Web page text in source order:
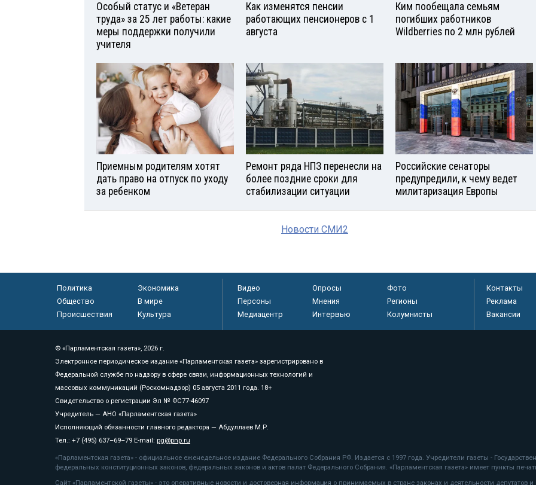
Особый статус и «Ветеран
труда» за 25 лет работы: какие
меры поддержки получили
учителя
Как изменятся пенсии
работающих пенсионеров с 1
августа
Ким пообещала семьям
погибших работников
Wildberries по 2 млн рублей
Приемным родителям хотят
дать право на отпуск по уходу
за ребенком
Ремонт ряда НПЗ перенесли на
более поздние сроки для
стабилизации ситуации
Российские сенаторы
предупредили, к чему ведет
милитаризация Европы
Новости СМИ2
Политика
Экономика
Общество
В мире
Происшествия
Культура
Видео Опросы
Фото
Персоны
Мнения
Регионы
Медиацентр
Интервью Колумнисты
Контакты
Реклама
Вакансии
© «Парламентская газета», 2026 г.
Электронное периодическое издание «Парламентская газета» зарегистрировано в
Федеральной службе по надзору в сфере связи, информационных технологий и
массовых коммуникаций (Роскомнадзор) 05 августа 2011 года. 18+
Свидетельство о регистрации Эл № ФС77-46097
Учредитель — АНО «Парламентская газета»
Исполняющий обязанности главного редактора — Абдуллаев М.Р.
Тел.: +7 (495) 637–69–79 E-mail: pg@pnp.ru
«Парламентская газета» - официальное еженедельное издание Федерального Собрания РФ. Издается с 1997 года. Учредители газеты -
федеральных конституционных законов, федеральных законов и актов палат Федерального Собрания. «Парламентская газета» имеет пункты
Сайт «Парламентской газеты» - это оперативные новости и достоверная информация о принимаемых в стране законах и деятельности депутатов